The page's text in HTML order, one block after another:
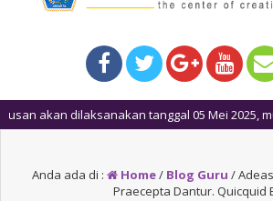
akan dilaksanakan tanggal 05 Mei 2025,
Anda ada di : Home/ Blog Guru /
Praecepta Dantur. Quicquid